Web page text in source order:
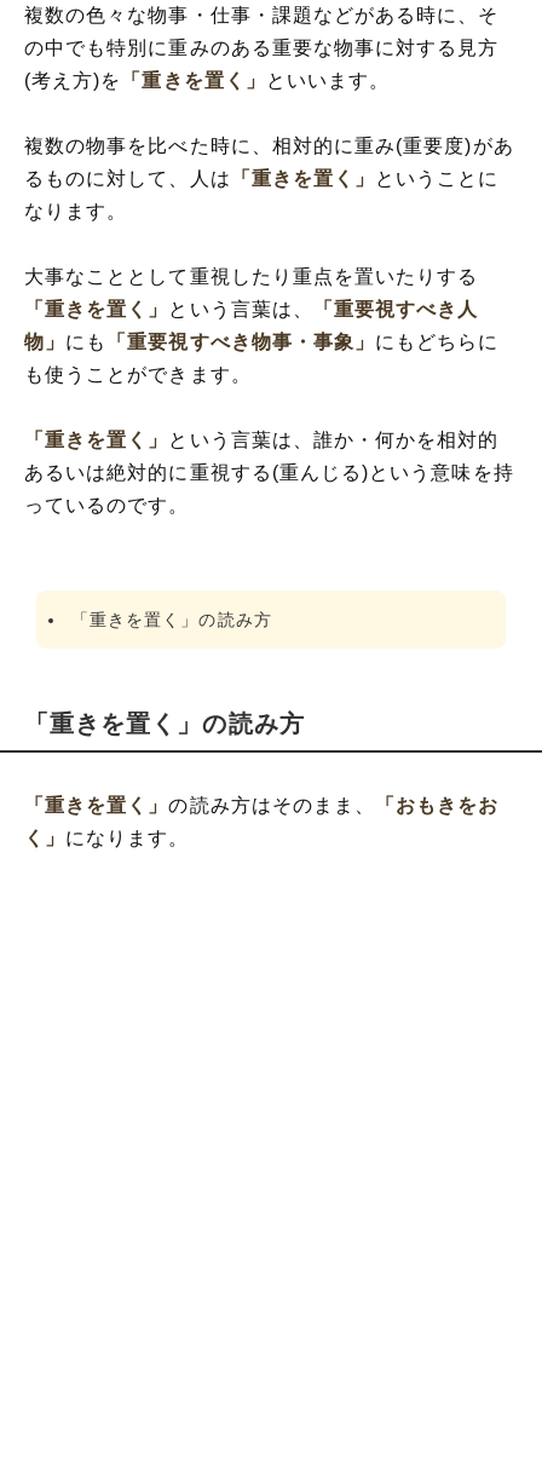
複数の色々な物事・仕事・課題などがある時に、そ
の中でも特別に重みのある重要な物事に対する見方
(考え方)を
「重きを置く」 といいます。
複数の物事を比べた時に、相対的に重み(重要度)があ
るものに対して、人は 「重きを置く」
ということに
なります。
大事なこととして重視したり重点を置いたりする
「重きを置く」 という言葉は、
「重要視すべき人
物」 にも 「重要視すべき物事・事象」 にもどちらに
も使うことができます。
「重きを置く」 という言葉は、誰か・何かを相対的
あるいは絶対的に重視する(重んじる)という意味を持
っているのです。
「重きを置く」の読み方
「重きを置く」の読み方
「重きを置く」の読み方はそのまま、
「おもきをお
く」 になります。